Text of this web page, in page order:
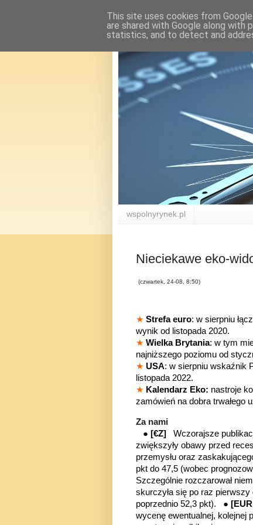
wspolnyrynek.pl
Nieciekawe eko-
(czwartek, 24-08, 8:50)
★ Strefa euro: w sierpniu
wynik od listopada 2020.
★ Wielka Brytania: w tym
najniższego poziomu od
★ USA: w sierpniu wskaźnik
listopada 2022.
★ Kalendarz Eko: nastroje
zamówień na dobra trwałego
Za nami
● [€Z] Wczorajsze
zwiększyły obawy przed
przemysłu oraz
pkt do 47,5 (wobec
Szczególnie rozczarował
skurczyła się po raz
poprzednio 52,3 pkt). ●
wycenę ewentualnej, kolejnej
This site uses cookies from
are shared with Google along with
statistics, and to detect and